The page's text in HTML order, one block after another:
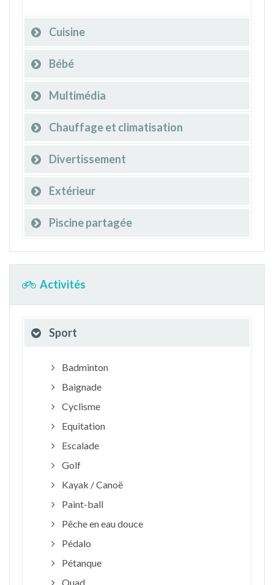
Cuisine
Bébé
Multimédia
Chauffage et climatisation
Divertissement
Extérieur
Piscine partagée
Activités
Sport
Badminton
Baignade
Cyclisme
Equitation
Escalade
Golf
Kayak / Canoë
Paint-ball
Pêche en eau douce
Pédalo
Pétanque
Quad